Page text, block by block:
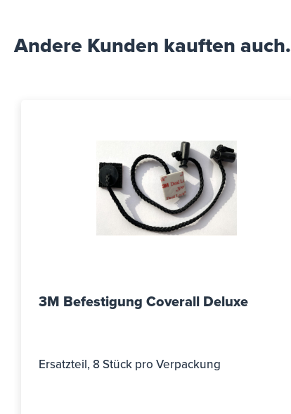
Andere Kunden kauften auch.
3M Befestigung Coverall Deluxe
Ersatzteil, 8 Stück pro Verpackung